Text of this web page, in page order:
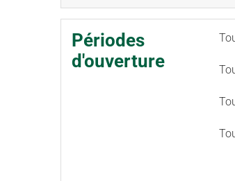
Périodes
d'ouverture